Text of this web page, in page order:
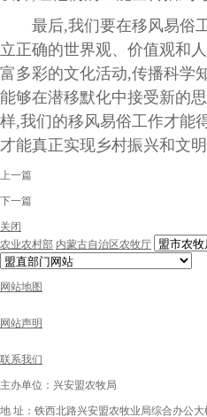
最后,我们要在移风易俗
立正确的世界观、价值观和
富多彩的文化活动,传播科学
能够在潜移默化中接受新的
样,我们的移风易俗工作才能
才能真正实现乡村振兴和文明
上一篇
下一篇
关闭
农业农村部 内蒙古自治区农牧厅
网站地图
网站声明
联系我们
主办单位：兴安盟农牧局
地 址：铁西北路兴安盟农牧业局综合办公大